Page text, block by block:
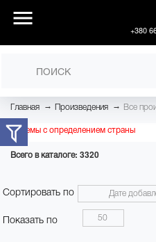
+380
Главная → Произведения → Все
Проблемы с определением страны
Всего в каталоге: 3320
Сортировать по Дате
Показать по 50